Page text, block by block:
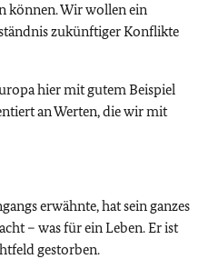
können. Wir wollen ein
zukünftiger Konflikte
hier mit gutem Beispiel
an Werten, die wir mit
erwähnte, hat sein ganzes
– was für ein Leben. Er ist
gestorben.